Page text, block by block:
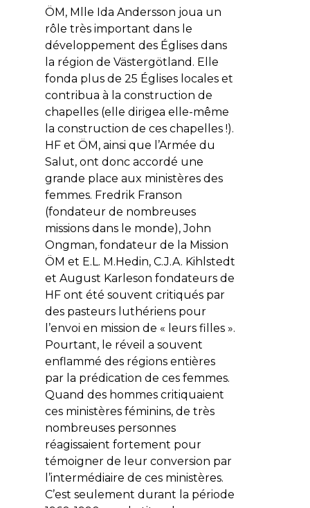
ÖM, Mlle Ida Andersson joua un
rôle très important dans le
développement des Églises dans
la région de Västergötland. Elle
fonda plus de 25 Églises locales et
contribua à la construction de
chapelles (elle dirigea elle-même
la construction de ces chapelles !).
HF et ÖM, ainsi que l’Armée du
Salut, ont donc accordé une
grande place aux ministères des
femmes. Fredrik Franson
(fondateur de nombreuses
missions dans le monde), John
Ongman, fondateur de la Mission
ÖM et E.L. M.Hedin, C.J.A. Kihlstedt
et August Karleson fondateurs de
HF ont été souvent critiqués par
des pasteurs luthériens pour
l’envoi en mission de « leurs filles ».
Pourtant, le réveil a souvent
enflammé des régions entières
par la prédication de ces femmes.
Quand des hommes critiquaient
ces ministères féminins, de très
nombreuses personnes
réagissaient fortement pour
témoigner de leur conversion par
l’intermédiaire de ces ministères.
C’est seulement durant la période